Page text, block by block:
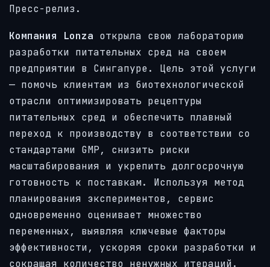
Пресс-релиз.
Компания Lonza открыла свою лабораторию
разработки питательных сред на своем
предприятии в Сингапуре. Цель этой услуги
— помочь клиентам из биотехнологической
отрасли оптимизировать рецептуры
питательных сред и обеспечить плавный
переход к производству в соответствии со
стандартами GMP, снизить риски
масштабирования и укрепить долгосрочную
готовность к поставкам. Используя метод
планирования экспериментов, сервис
одновременно оценивает множество
переменных, выявляя ключевые факторы
эффективности, ускоряя сроки разработки и
сокращая количество ненужных итераций.